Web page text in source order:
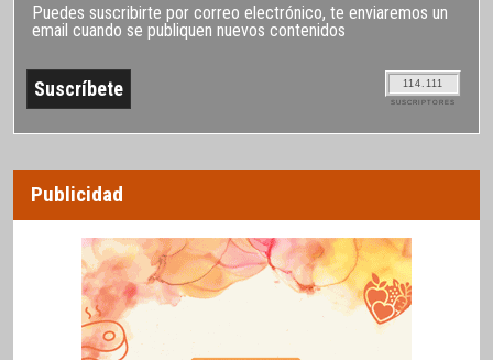
Puedes suscribirte por correo electrónico, te enviaremos un
email cuando se publiquen nuevos contenidos
114.111
SUSCRIPTORES
Publicidad